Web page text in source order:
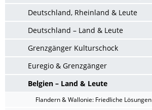
Deutschland, Rheinland & Leute
Deutschland – Land & Leute
Grenzgänger Kulturschock
Euregio & Grenzgänger
Belgien – Land & Leute
Flandern & Wallonie: Friedliche Lösungen